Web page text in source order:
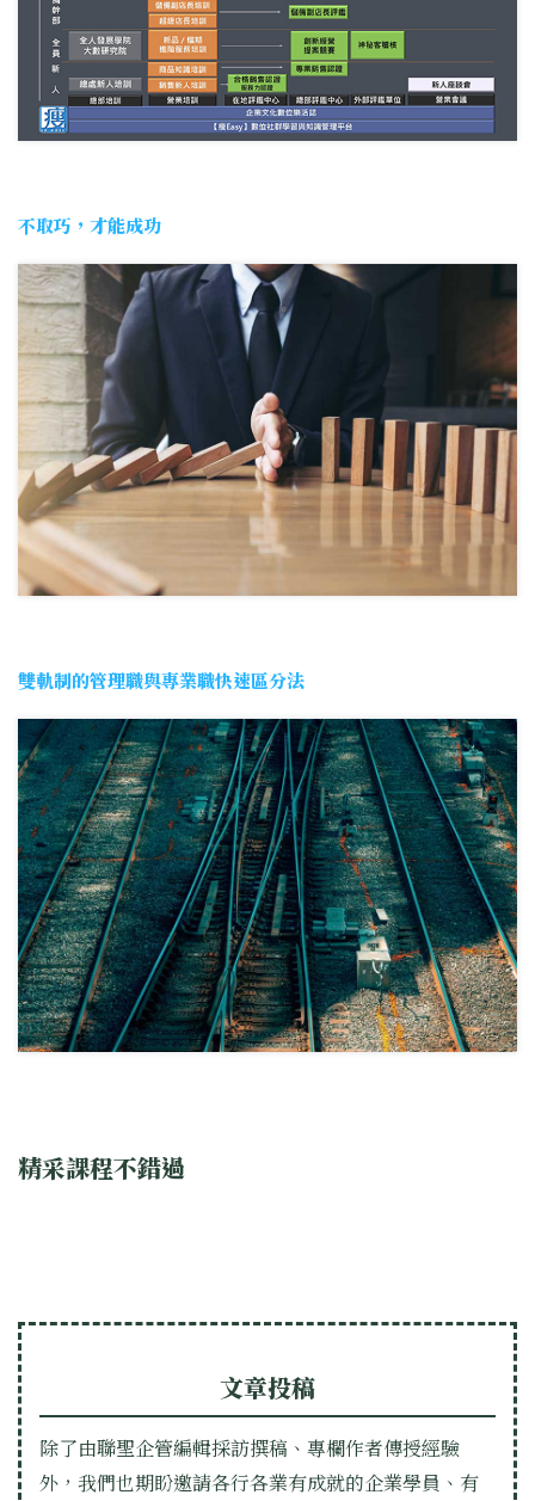
不取巧，才能成功
雙軌制的管理職與專業職快速區分法
精采課程不錯過
文章投稿
除了由聯聖企管編輯採訪撰稿、專欄作者傳授經驗
外，我們也期盼邀請各行各業有成就的企業學員、有